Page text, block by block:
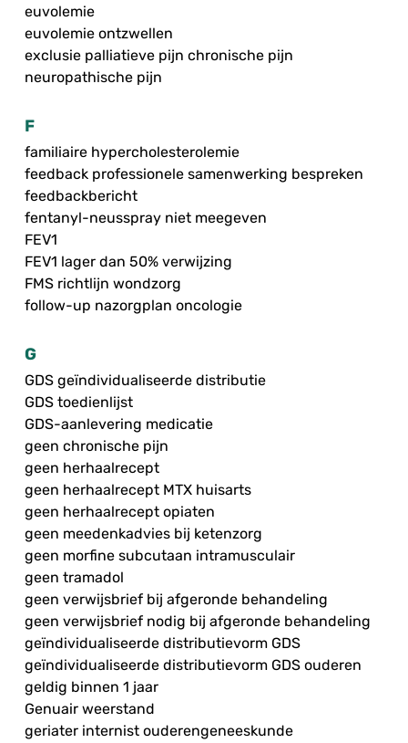
euvolemie
euvolemie ontzwellen
exclusie palliatieve pijn chronische pijn
neuropathische pijn
F
familiaire hypercholesterolemie
feedback professionele samenwerking bespreken
feedbackbericht
fentanyl-neusspray niet meegeven
FEV1
FEV1 lager dan 50% verwijzing
FMS richtlijn wondzorg
follow-up nazorgplan oncologie
G
GDS geïndividualiseerde distributie
GDS toedienlijst
GDS-aanlevering medicatie
geen chronische pijn
geen herhaalrecept
geen herhaalrecept MTX huisarts
geen herhaalrecept opiaten
geen meedenkadvies bij ketenzorg
geen morfine subcutaan intramusculair
geen tramadol
geen verwijsbrief bij afgeronde behandeling
geen verwijsbrief nodig bij afgeronde behandeling
geïndividualiseerde distributievorm GDS
geïndividualiseerde distributievorm GDS ouderen
geldig binnen 1 jaar
Genuair weerstand
geriater internist ouderengeneeskunde